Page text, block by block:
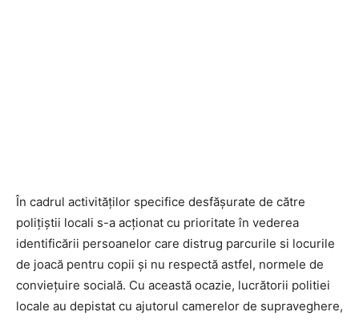
În cadrul activităţilor specifice desfăşurate de către
poliţiştii locali s-a acţionat cu prioritate în vederea
identificării persoanelor care distrug parcurile si locurile
de joacă pentru copii şi nu respectă astfel, normele de
convieţuire socială. Cu această ocazie, lucrătorii politiei
locale au depistat cu ajutorul camerelor de supraveghere,